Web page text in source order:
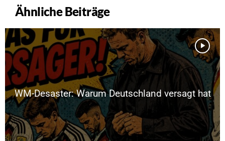
Ähnliche Beiträge
WM-Desaster: Warum Deutschland versagt hat